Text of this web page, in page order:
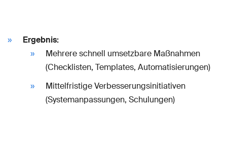
Ergebnis:
Mehrere schnell umsetzbare Maßnahmen
(Checklisten, Templates, Automatisierungen)
Mittelfristige Verbesserungsinitiativen
(Systemanpassungen, Schulungen)